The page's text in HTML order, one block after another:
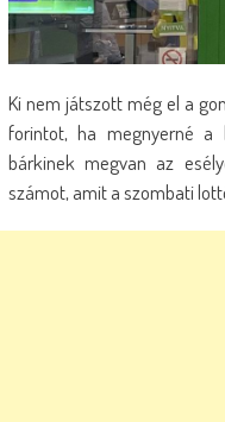
Ki nem játszott még el a
forintot, ha megnyerné
bárkinek megvan az
számot, amit a szombati